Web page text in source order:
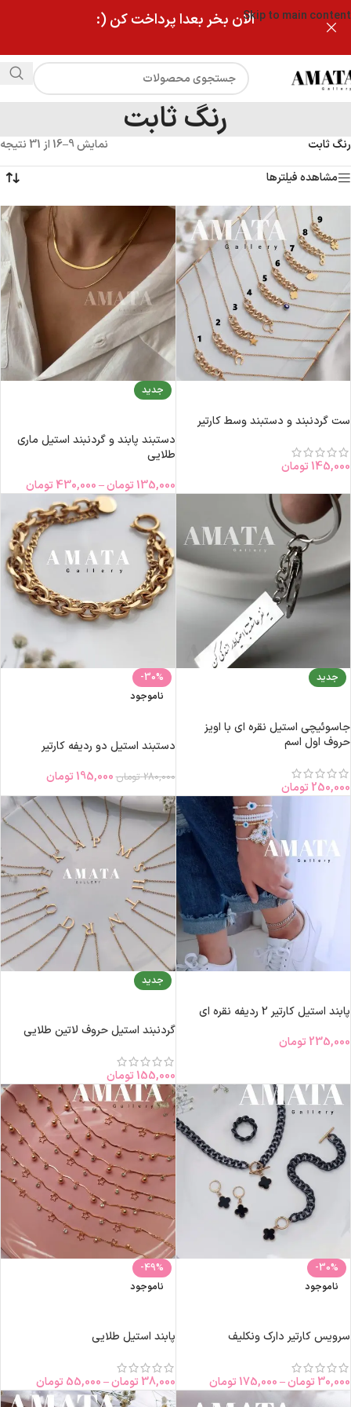
Skip to main contentالان بخر بعدا پرداخت کن (:
رنگ ثابت
رنگ ثابت
نمایش 9–16 از 31 نتیجه
مشاهده فیلترها
ست گردنبند و دستبند وسط کارتیر
145,000 تومان
جدید
دستبند پابند و گردنبند استیل ماری
طلایی
135,000 تومان–
430,000 تومان
جدید
جاسوئیچی استیل نقره ای با اویز
حروف اول اسم
250,000 تومان
-30%
ناموجود
دستبند استیل دو ردیفه کارتیر
280,000 تومان195,000 تومان
پابند استیل کارتیر 2 ردیفه نقره ای
235,000 تومان
جدید
گردنبند استیل حروف لاتین طلایی
155,000 تومان
-30%
ناموجود
سرویس کارتیر دارک ونکلیف
30,000 تومان–
175,000 تومان
-49%
ناموجود
پابند استیل طلایی
38,000 تومان–
55,000 تومان